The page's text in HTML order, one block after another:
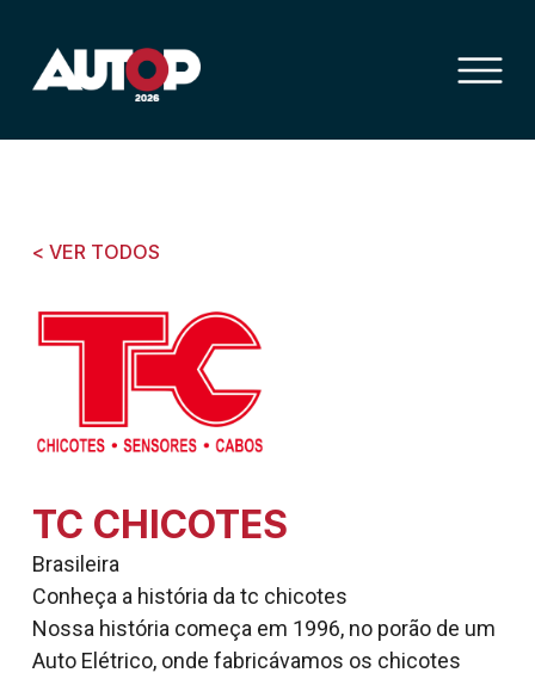
< VER TODOS
TC CHICOTES
Brasileira
Conheça a história da tc chicotes
Nossa história começa em 1996, no porão de um
Auto Elétrico, onde fabricávamos os chicotes